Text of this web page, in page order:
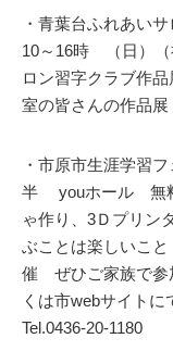
・青葉台ふれあい
10～16時 （日）
ロン習字クラブ作
室の皆さんの作品
・市原市生涯学習
半 youホール 無
ゃ作り、3Ｄプリン
ぶことは楽しいこ
催 ぜひご家族で
くは市webサイト
Tel.0436-20-1180